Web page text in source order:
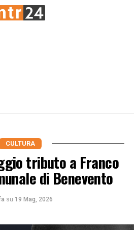
CULTURA
tributo a Franco
di Benevento
su 19 Mag, 2026